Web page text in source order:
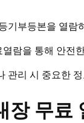
기부등본을 열람
람을 통해 안전
관리 시 중요한
장 무료